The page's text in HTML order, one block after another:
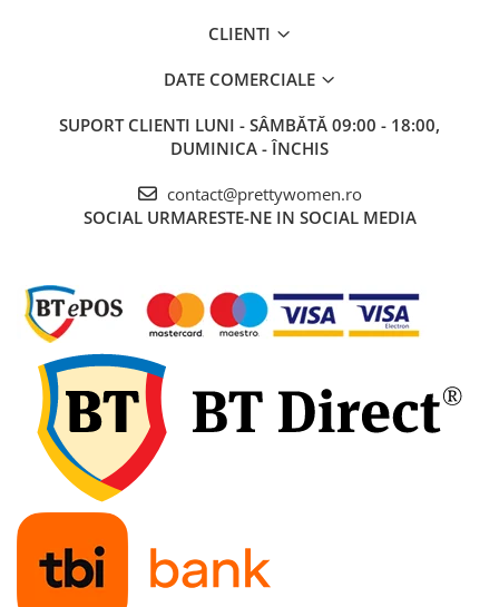
CLIENTI
DATE COMERCIALE
SUPORT CLIENTI LUNI - SÂMBĂTĂ 09:00 - 18:00,
DUMINICA - ÎNCHIS
contact@prettywomen.ro
SOCIAL URMARESTE-NE IN SOCIAL MEDIA